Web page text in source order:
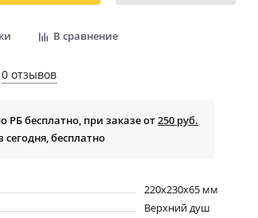
В сравнение
0 отзывов
РБ бесплатно, при заказе от250 руб.
бесплатно
220x230x65 мм
Верхний душ